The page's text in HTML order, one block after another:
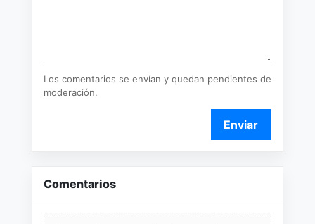
Los comentarios se envían y quedan pendientes de
moderación.
Enviar
Comentarios